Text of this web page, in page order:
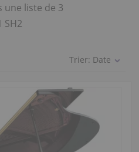
une liste de 3
SH2
Trier: Date